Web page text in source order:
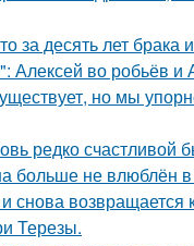
за десять лет брака
Алексей во робьёв и
но мы
редко счастливой
больше не влюблён
снова возвращается
Терезы.